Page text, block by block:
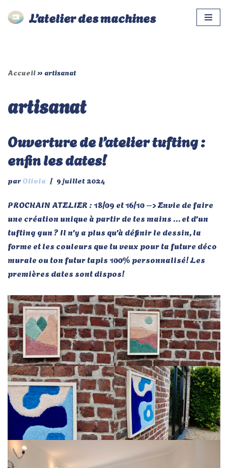
L’atelier des machines
Accueil» artisanat
artisanat
Ouverture de l’atelier tufting :
enfin les dates!
parOlivia 9 juillet 2024
PROCHAIN ATELIER : 18/09 et 16/10 –> Envie de faire
une création unique à partir de tes mains … et d’un
tufting gun ? Il n’y a plus qu’à définir le dessin, la
forme et les couleurs que tu veux pour ta future déco
murale ou ton futur tapis 100% personnalisé! Les
premières dates sont dispos!